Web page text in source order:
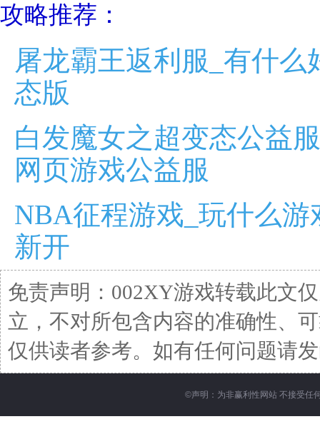
攻略推荐：
屠龙霸王返利服_有什
态版
白发魔女之超变态公益
网页游戏公益服
NBA征程游戏_玩什么
新开
免责声明：002XY游戏转载此文
立，不对所包含内容的准确性、
仅供读者参考。如有任何问题请
©声明：为非赢利性网站 不接受任